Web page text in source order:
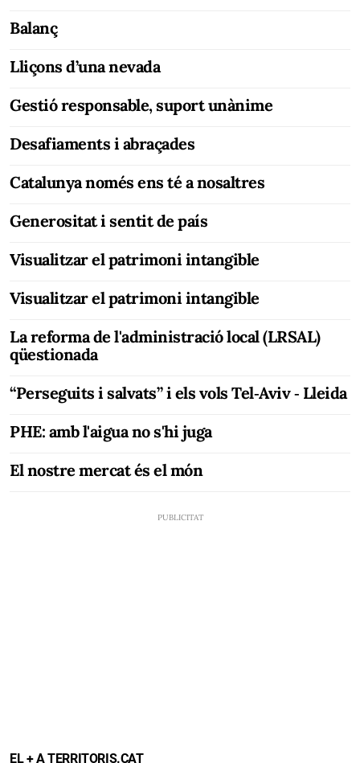
Balanç
Lliçons d’una nevada
Gestió responsable, suport unànime
Desafiaments i abraçades
Catalunya només ens té a nosaltres
Generositat i sentit de país
Visualitzar el patrimoni intangible
Visualitzar el patrimoni intangible
La reforma de l'administració local (LRSAL)
qüestionada
“Perseguits i salvats” i els vols Tel‐Aviv ‐ Lleida
PHE: amb l'aigua no s'hi juga
El nostre mercat és el món
EL + A TERRITORIS.CAT